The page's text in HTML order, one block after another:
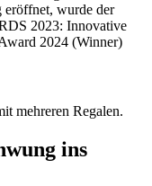
eröffnet, wurde der
2023: Innovative
2024 (Winner)
ins